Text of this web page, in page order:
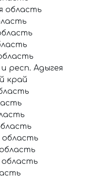
область
респ. Адыгея
край
область
область